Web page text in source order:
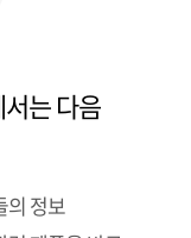
는 다음
의 정보